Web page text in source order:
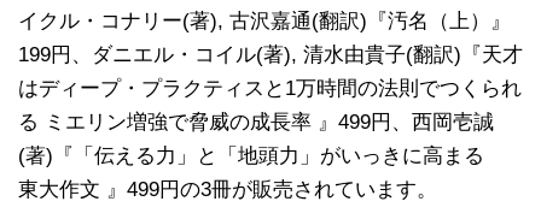
イクル・コナリー(著), 古沢嘉通(翻訳)『汚名（上）』
199円、ダニエル・コイル(著), 清水由貴子(翻訳)『天才
はディープ・プラクティスと1万時間の法則でつくられ
る ミエリン増強で脅威の成長率 』499円、西岡壱誠
(著)『「伝える力」と「地頭力」がいっきに高まる
東大作文 』499円の3冊が販売されています。